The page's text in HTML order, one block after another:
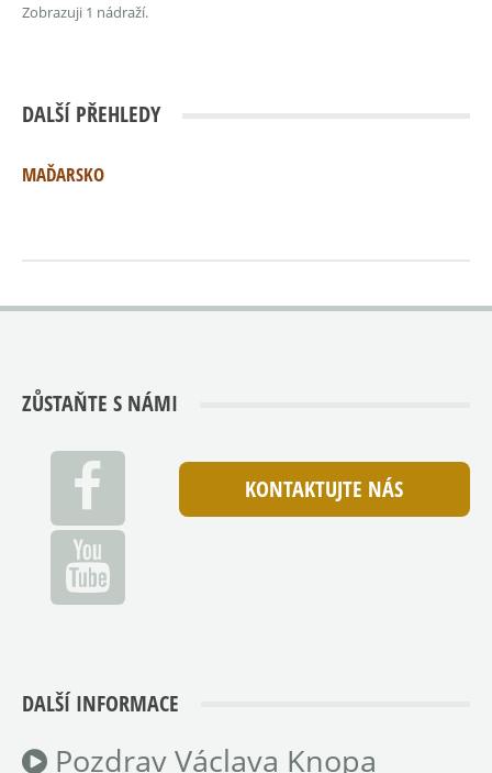
Zobrazuji 1 nádraží.
DALŠÍ PŘEHLEDY
MAĎARSKO
ZŮSTAŇTE S NÁMI
KONTAKTUJTE NÁS
DALŠÍ INFORMACE
Pozdrav Václava Knopa